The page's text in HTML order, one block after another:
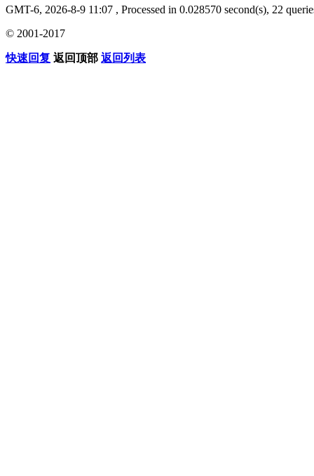
GMT-6, 2026-8-9 11:07 , Processed in 0.028570 second(s), 22
© 2001-2017
快速回复 返回顶部 返回列表